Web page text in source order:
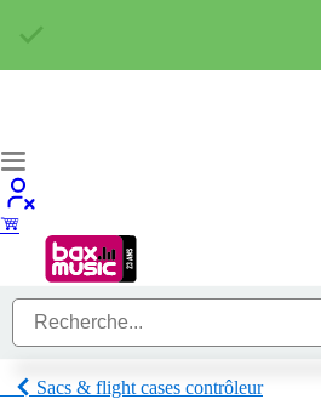
Sacs & flight cases contrôleur